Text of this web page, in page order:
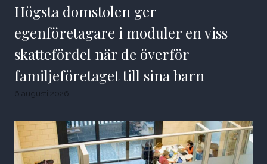
Högsta domstolen ger
egenföretagare i moduler en viss
skattefördel när de överför
familjeföretaget till sina barn
6 augusti 2026